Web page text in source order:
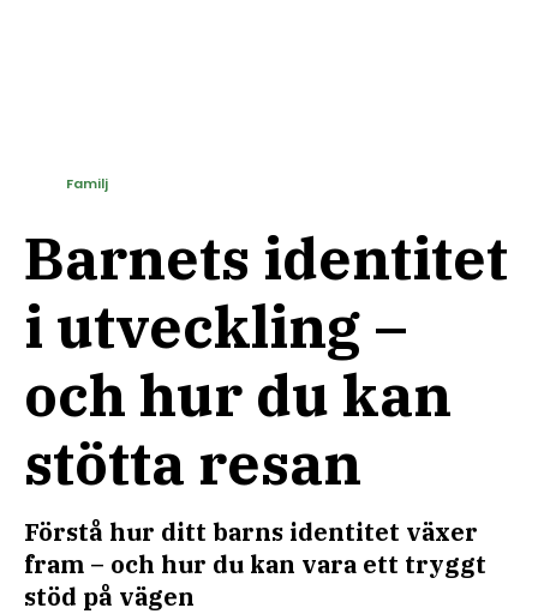
Barnets identitet
i utveckling –
och hur du kan
stötta resan
Förstå hur ditt barns identitet växer
fram – och hur du kan vara ett tryggt
stöd på vägen
Familj